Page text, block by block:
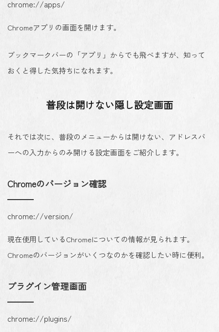
chrome://apps/
Chromeアプリの画面を開けます。
ブックマークバーの「アプリ」からでも飛べますが、知って
おくと得した気持ちになれます。
普段は開けない隠し設定画面
それでは次に、普段のメニューからは開けない、アドレスバ
ーへの入力からのみ開ける設定画面をご紹介します。
Chromeのバージョン確認
chrome://version/
現在使用しているChromeについての情報が見られます。
Chromeのバージョンがいくつなのかを確認したい時に便利。
プラグイン管理画面
chrome://plugins/